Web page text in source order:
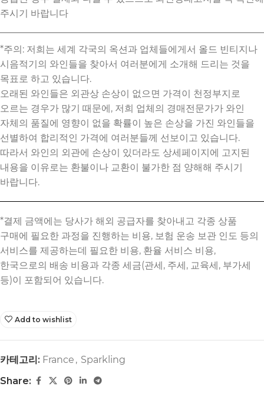
*주의: 저희는 세계 각국의 옥션과 업체들에게서 올드 빈티지나
시음적기의 와인들을 찾아서 여러분에게 소개해 드리는 것을
목표로 하고 있습니다.
오래된 와인들은 외관상 손상이 없으면 가격이 천정부지로
오르는 경우가 많기 때문에, 저희 업체의 경매전문가가 와인
자체의 품질에 영향이 없을 확률이 높은 손상을 가진 와인들을
선별하여 합리적인 가격에 여러분들께 선보이고 있습니다.
따라서 와인의 외관에 손상이 있더라도 상세페이지에 고지된
내용을 이유로는 환불이나 교환이 불가한 점 양해해 주시기
바랍니다.
Add to wishlist
카테고리: France , Sparkling
Share: